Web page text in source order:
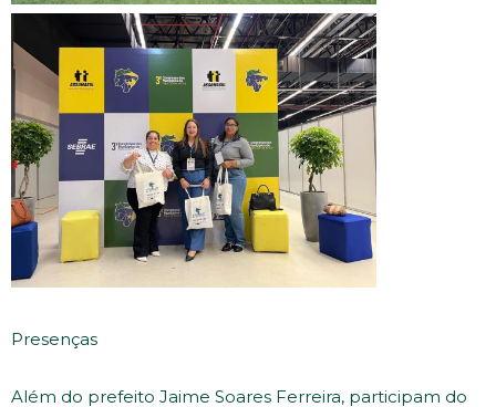
Presenças
Além do prefeito Jaime Soares Ferreira, participam do